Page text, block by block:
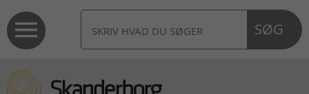
SØG